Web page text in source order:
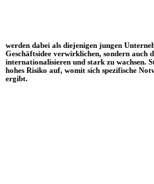
werden dabei als diejenigen jungen
Geschäftsidee verwirklichen, sondern auch
internationalisieren und stark zu wachsen.
hohes Risiko auf, womit sich spezifische
ergibt.